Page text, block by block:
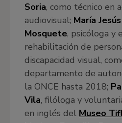
Soria, como técnico en
audiovisual; María
Mosquete, psicóloga y
rehabilitación de
discapacidad visual,
departamento de
la ONCE hasta 2018;
Vila, filóloga y
en inglés del Museo